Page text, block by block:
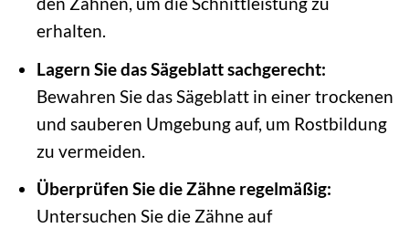
erhalten.
Lagern Sie das Sägeblatt sachgerecht:
Bewahren Sie das Sägeblatt in einer trockenen
und sauberen Umgebung auf, um Rostbildung
zu vermeiden.
Überprüfen Sie die Zähne regelmäßig:
Untersuchen Sie die Zähne auf